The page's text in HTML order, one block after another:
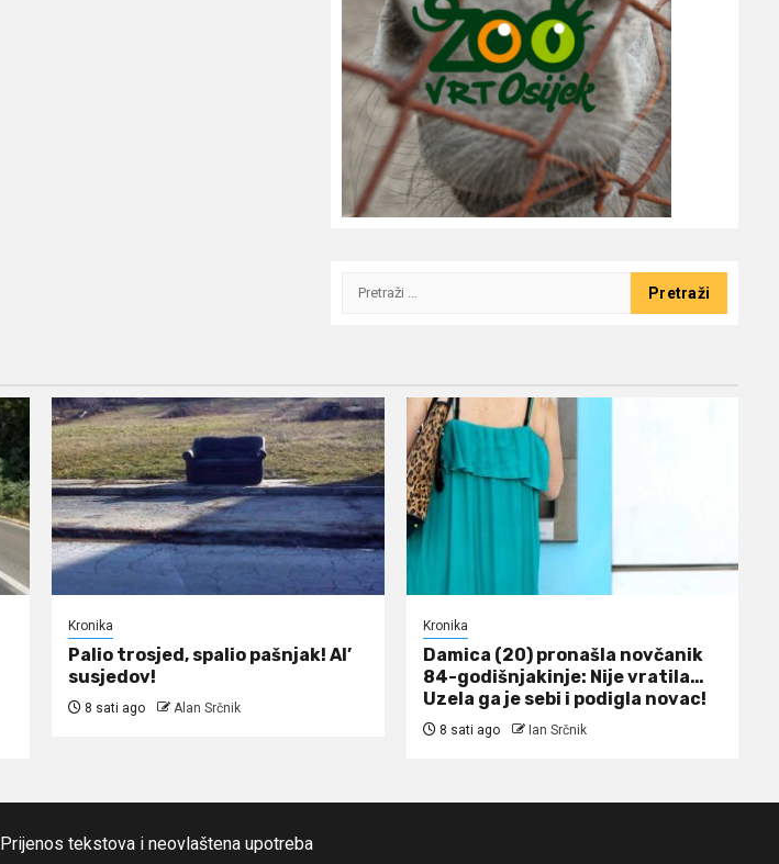
Pretraži:
Kronika
Palio trosjed, spalio pašnjak! Al’
susjedov!
8 sati ago Alan Srčnik
Kronika
Damica (20) pronašla novčanik
84-godišnjakinje: Nije vratila…
Uzela ga je sebi i podigla novac!
8 sati ago Ian Srčnik
Prijenos tekstova i neovlaštena upotreba